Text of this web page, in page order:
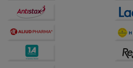
Dritte wie z.B. Google oder
übertragen werden.